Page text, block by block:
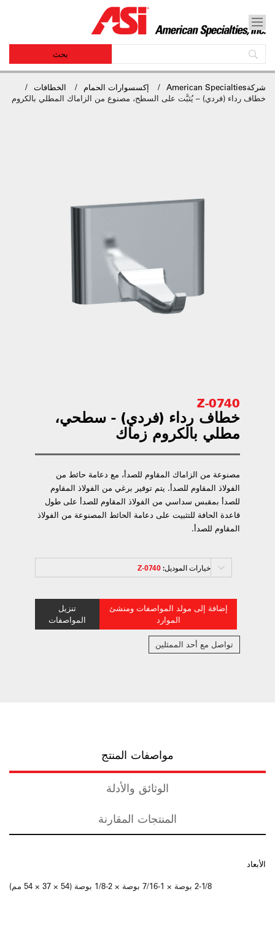
شركةAmerican Specialties إكسسوارات الحمام
الخطافات
خطاف رداء (فردي) – يُثبَّت على السطح، مصنوع من الزاماك المطلي بالكروم
0740-Z
خطاف رداء (فردي) - سطحي،
مطلي بالكروم زماك
مصنوعة من الزاماك المقاوم للصدأ، مع دعامة حائط من
الفولاذ المقاوم للصدأ. يتم توفير برغي من الفولاذ المقاوم
للصدأ بمقبس سداسي من الفولاذ المقاوم للصدأ على طول
قاعدة الحافة للتثبيت على دعامة الحائط المصنوعة من الفولاذ
المقاوم للصدأ.
خيارات الموديل:0740-Z
إضافة إلى مولد المواصفات ومنشئ
الموارد
تنزيل
المواصفات
تواصل مع أحد الممثلين
مواصفات المنتج
الوثائق والأدلة
المنتجات المقارنة
الأبعاد
2-1/8 بوصة × 1-7/16 بوصة × 2-1/8 بوصة (54 × 37 × 54 مم)